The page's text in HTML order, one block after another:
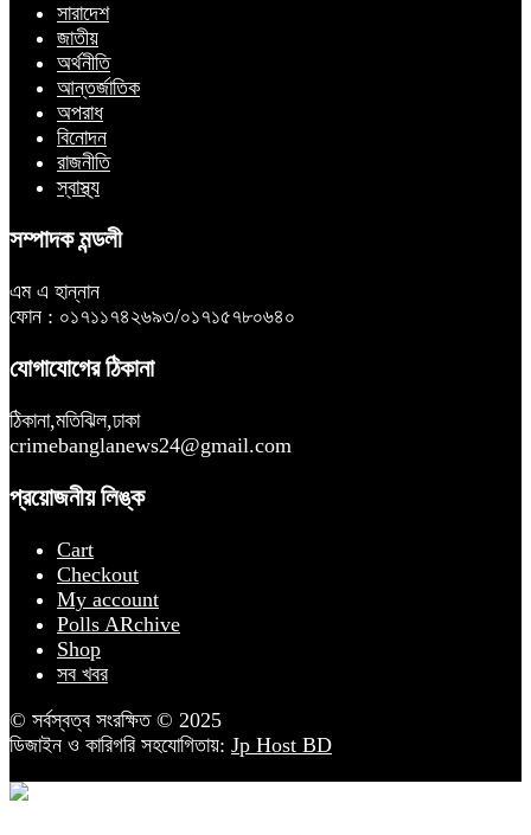
সারাদেশ
জাতীয়
অর্থনীতি
আন্তর্জাতিক
অপরাধ
বিনোদন
রাজনীতি
স্বাস্থ্য
সম্পাদক মন্ডলী
এম এ হান্নান
ফোন : ০১৭১১৭৪২৬৯৩/০১৭১৫৭৮০৬৪০
যোগাযোগের ঠিকানা
ঠিকানা,মতিঝিল,ঢাকা
crimebanglanews24@gmail.com
প্রয়োজনীয় লিঙ্ক
Cart
Checkout
My account
Polls ARchive
Shop
সব খবর
© সর্বস্বত্ব সংরক্ষিত © 2025
ডিজাইন ও কারিগরি সহযোগিতায়: Jp Host BD